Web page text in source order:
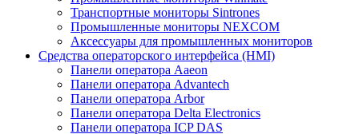
Транспортные мониторы Sintrones
Промышленные мониторы NEXCOM
Аксессуары для промышленных мониторов
Средства операторского интерфейса (HMI)
Панели оператора Aaeon
Панели оператора Advantech
Панели оператора Arbor
Панели оператора Delta Electronics
Панели оператора ICP DAS